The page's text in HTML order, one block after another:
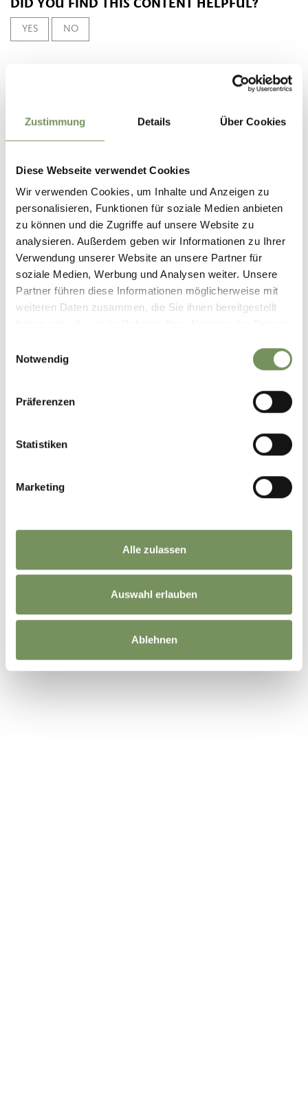
Zustimmung Details Über Cookies
Diese Webseite verwendet Cookies
Wir verwenden Cookies, um Inhalte und Anzeigen zu
personalisieren, Funktionen für soziale Medien anbieten
zu können und die Zugriffe auf unsere Website zu
analysieren. Außerdem geben wir Informationen zu Ihrer
Verwendung unserer Website an unsere Partner für
soziale Medien, Werbung und Analysen weiter. Unsere
Partner führen diese Informationen möglicherweise mit
weiteren Daten zusammen, die Sie ihnen bereitgestellt
Notwendig
Präferenzen
Statistiken
Marketing
Alle zulassen
Auswahl erlauben
Ablehnen
YES NO